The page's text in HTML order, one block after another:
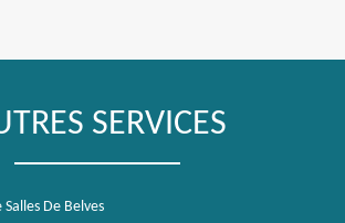
SERVICES
De Belves